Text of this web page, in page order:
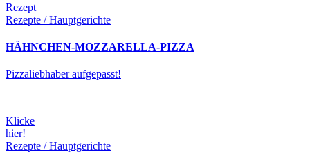
Rezept
Rezepte / Hauptgerichte
HÄHNCHEN-MOZZARELLA-PIZZA
Pizzaliebhaber aufgepasst!
Klicke
hier!
Rezepte / Hauptgerichte